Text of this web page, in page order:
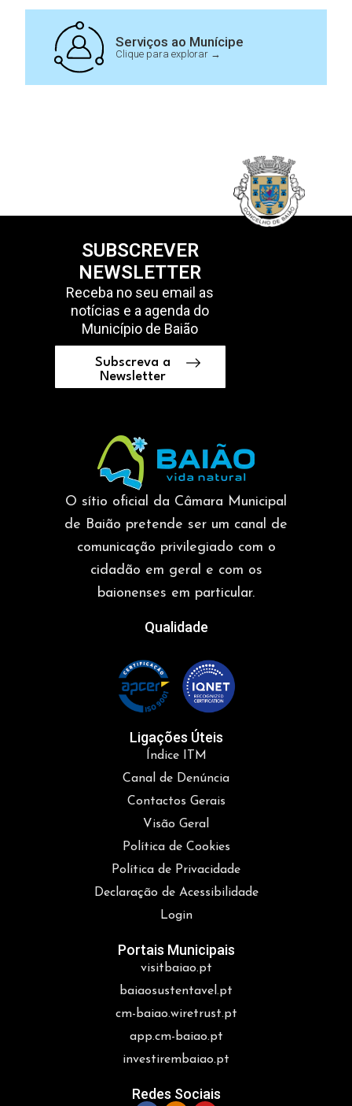
Serviços ao Munícipe
Clique para explorar →
SUBSCREVER
NEWSLETTER
Receba no seu email as
notícias e a agenda do
Município de Baião
Subscreva a
Newsletter
O sítio oficial da Câmara Municipal
de Baião pretende ser um canal de
comunicação privilegiado com o
cidadão em geral e com os
baionenses em particular.
Qualidade
Ligações Úteis
Índice ITM
Canal de Denúncia
Contactos Gerais
Visão Geral
Política de Cookies
Política de Privacidade
Declaração de Acessibilidade
Login
Portais Municipais
visitbaiao.pt
baiaosustentavel.pt
cm-baiao.wiretrust.pt
app.cm-baiao.pt
investirembaiao.pt
Redes Sociais